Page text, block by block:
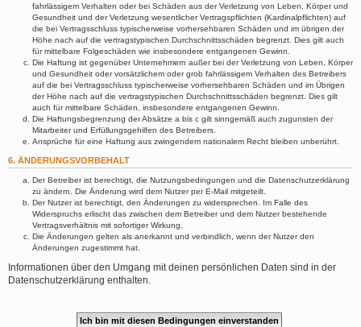
fahrlässigem Verhalten oder bei Schäden aus der Verletzung von Leben, Körper und
Gesundheit und der Verletzung wesentlicher Vertragspflichten (Kardinalpflichten) auf
die bei Vertragsschluss typischerweise vorhersehbaren Schäden und im übrigen der
Höhe nach auf die vertragstypischen Durchschnittsschäden begrenzt. Dies gilt auch
für mittelbare Folgeschäden wie insbesondere entgangenen Gewinn.
Die Haftung ist gegenüber Unternehmern außer bei der Verletzung von Leben, Körper
und Gesundheit oder vorsätzlichem oder grob fahrlässigem Verhalten des Betreibers
auf die bei Vertragsschluss typischerweise vorhersehbaren Schäden und im Übrigen
der Höhe nach auf die vertragstypischen Durchschnittsschäden begrenzt. Dies gilt
auch für mittelbare Schäden, insbesondere entgangenen Gewinn.
Die Haftungsbegrenzung der Absätze a bis c gilt sinngemäß auch zugunsten der
Mitarbeiter und Erfüllungsgehilfen des Betreibers.
Ansprüche für eine Haftung aus zwingendem nationalem Recht bleiben unberührt.
6. ÄNDERUNGSVORBEHALT
Der Betreiber ist berechtigt, die Nutzungsbedingungen und die Datenschutzerklärung
zu ändern. Die Änderung wird dem Nutzer per E-Mail mitgeteilt.
Der Nutzer ist berechtigt, den Änderungen zu widersprechen. Im Falle des
Widerspruchs erlischt das zwischen dem Betreiber und dem Nutzer bestehende
Vertragsverhältnis mit sofortiger Wirkung.
Die Änderungen gelten als anerkannt und verbindlich, wenn der Nutzer den
Änderungen zugestimmt hat.
Informationen über den Umgang mit deinen persönlichen Daten sind in der
Datenschutzerklärung enthalten.